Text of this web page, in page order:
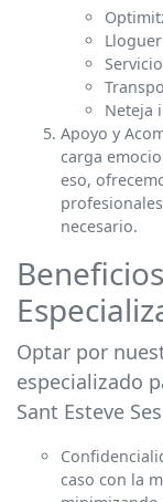
Neteja
Apoyo y
carga
eso,
necesario.
Optar por
especializado
Sant Esteve
caso con la